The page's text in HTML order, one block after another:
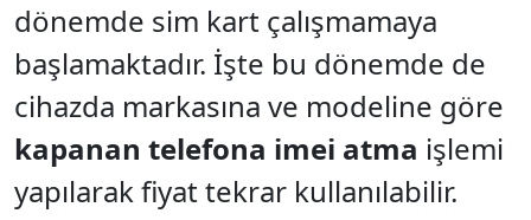
dönemde sim kart çalışmamaya
başlamaktadır. İşte bu dönemde de
cihazda markasına ve modeline göre
kapanan telefona imei atma işlemi
yapılarak fiyat tekrar kullanılabilir.